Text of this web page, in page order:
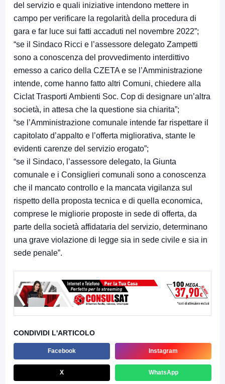
del servizio e quali iniziative intendono mettere in
campo per verificare la regolarità della procedura di
gara e far luce sui fatti accaduti nel novembre 2022”;
“se il Sindaco Ricci e l’assessore delegato Zampetti
sono a conoscenza del provvedimento interdittivo
emesso a carico della CZETA e se l’Amministrazione
intende, come hanno fatto altri Comuni, chiedere alla
Ciclat Trasporti Ambienti Soc. Cop di designare un’altra
società, in attesa che la questione sia chiarita”;
“se l’Amministrazione comunale intende far rispettare il
capitolato d’appalto e l’offerta migliorativa, stante le
evidenti carenze del servizio erogato”;
“se il Sindaco, l’assessore delegato, la Giunta
comunale e i Consiglieri comunali sono a conoscenza
che il mancato controllo e la mancata vigilanza sul
rispetto della proposta tecnica e di quella economica,
comprese le migliorie proposte in sede di offerta, da
parte della società affidataria del servizio, determinano
una grave violazione di legge sia in sede civile e sia in
sede penale”.
CONDIVIDI L'ARTICOLO
Facebook Instagram
X WhatsApp